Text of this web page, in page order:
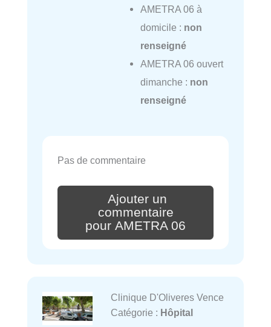
AMETRA 06 à
domicile : non
renseigné
AMETRA 06 ouvert
dimanche : non
renseigné
Pas de commentaire
Ajouter un
commentaire
pour AMETRA 06
Clinique D'Oliveres Vence
Catégorie : Hôpital